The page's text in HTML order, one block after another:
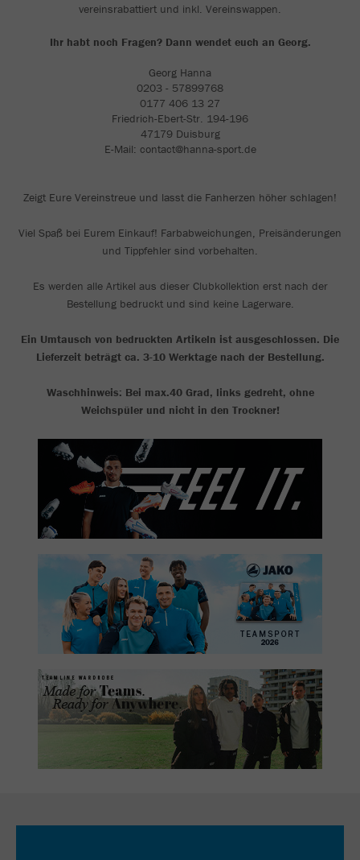
vereinsrabattiert und inkl. Vereinswappen.
Ihr habt noch Fragen? Dann wendet euch an Georg.
Georg Hanna
0203 - 57899768
0177 406 13 27
Friedrich-Ebert-Str. 194-196
47179 Duisburg
E-Mail: contact@hanna-sport.de
Zeigt Eure Vereinstreue und lasst die Fanherzen höher schlagen!
Viel Spaß bei Eurem Einkauf! Farbabweichungen, Preisänderungen
und Tippfehler sind vorbehalten.
Es werden alle Artikel aus dieser Clubkollektion erst nach der
Bestellung bedruckt und sind keine Lagerware.
Ein Umtausch von bedruckten Artikeln ist ausgeschlossen. Die
Lieferzeit beträgt ca. 3-10 Werktage nach der Bestellung.
Waschhinweis: Bei max.40 Grad, links gedreht, ohne
Weichspüler und nicht in den Trockner!